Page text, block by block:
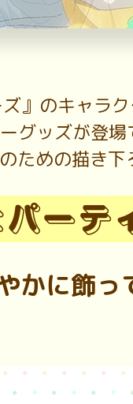
』のキャラ
グッズが登場
ための描き下
かに飾っ